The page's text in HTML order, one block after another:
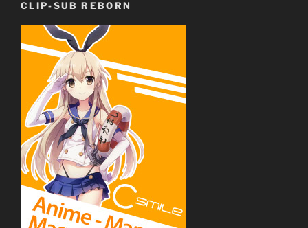
CLIP-SUB REBORN